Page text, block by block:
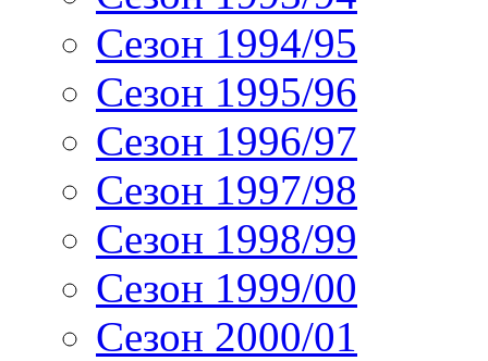
Сезон 1994/95
Сезон 1995/96
Сезон 1996/97
Сезон 1997/98
Сезон 1998/99
Сезон 1999/00
Сезон 2000/01